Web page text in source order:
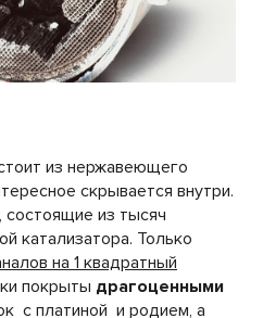
из нержавеющего
скрывается внутри.
состоящие из тысяч
катализатора. Только
на 1 квадратный
покрыты драгоценными
с платиной и родием, а